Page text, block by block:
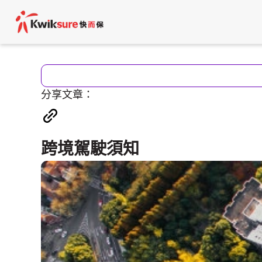
分享文章：
跨境駕駛須知